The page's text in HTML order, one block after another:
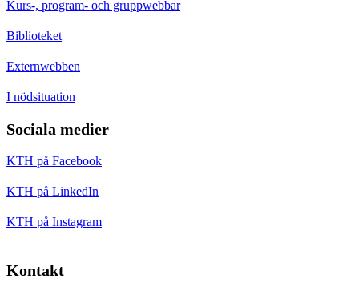
Kurs-, program- och gruppwebbar
Biblioteket
Externwebben
I nödsituation
Sociala medier
KTH på Facebook
KTH på LinkedIn
KTH på Instagram
Kontakt